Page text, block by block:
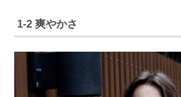
1-2 爽やかさ